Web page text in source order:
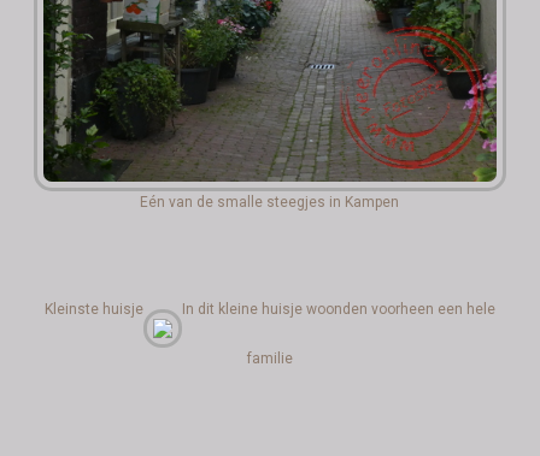
Eén van de smalle steegjes in Kampen
Kleinste huisje In dit kleine huisje woonden voorheen een hele
familie